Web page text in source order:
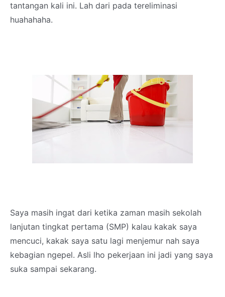
tantangan kali ini. Lah dari pada tereliminasi
huahahaha.
Saya masih ingat dari ketika zaman masih sekolah
lanjutan tingkat pertama (SMP) kalau kakak saya
mencuci, kakak saya satu lagi menjemur nah saya
kebagian ngepel. Asli lho pekerjaan ini jadi yang saya
suka sampai sekarang.